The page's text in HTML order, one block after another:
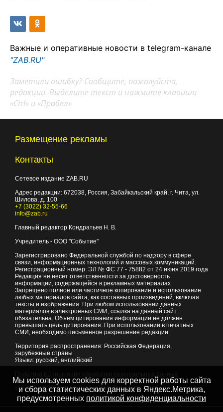
Важные и оперативные новости в telegram-канале
"ZAB.RU"
Заметили ошибку? Сообщите, пожалуйста,
редакции. Выделите текст и нажмите клавиши
«Ctrl» и «Пробел»
Размещение рекламы
Контакты
Сетевое издание ZAB.RU
Адрес редакции: 672038, Россия, Забайкальский край, г. Чита, ул.
Шилова, д. 100
+7 (3022) 32-55-66
info@zab.ru
Главный редактор Кондратьев Н. В.
Учредитель - ООО "Событие"
Зарегистрировано Федеральной службой по надзору в сфере
связи, информационных технологий и массовых коммуникаций.
Регистрационный номер: ЭЛ № ФС 77 - 75882 от 24 июня 2019 года
Редакция не несет ответственности за достоверность
информации, содержащейся в рекламных материалах
Запрещено полное или частичное копирование и использование
любых материалов сайта, как составных произведений, включая
тексты и изображения. При любом использовании данных
материалов в электронных СМИ, ссылка на данный сайт
обязательна. Объем цитирования информации не должен
превышать цель цитирования. При использовании в печатных
СМИ, необходимо письменное разрешение редакции.
Территория распространения: Российская Федерация,
зарубежные страны
Языки: русский, английский
© 2007 - 2026Портал Читы и Забайкальского края
Мы используем cookies для корректной работы сайта
и сбора статистических данных в Яндекс.Метрика,
предусмотренных политикой конфиденциальности